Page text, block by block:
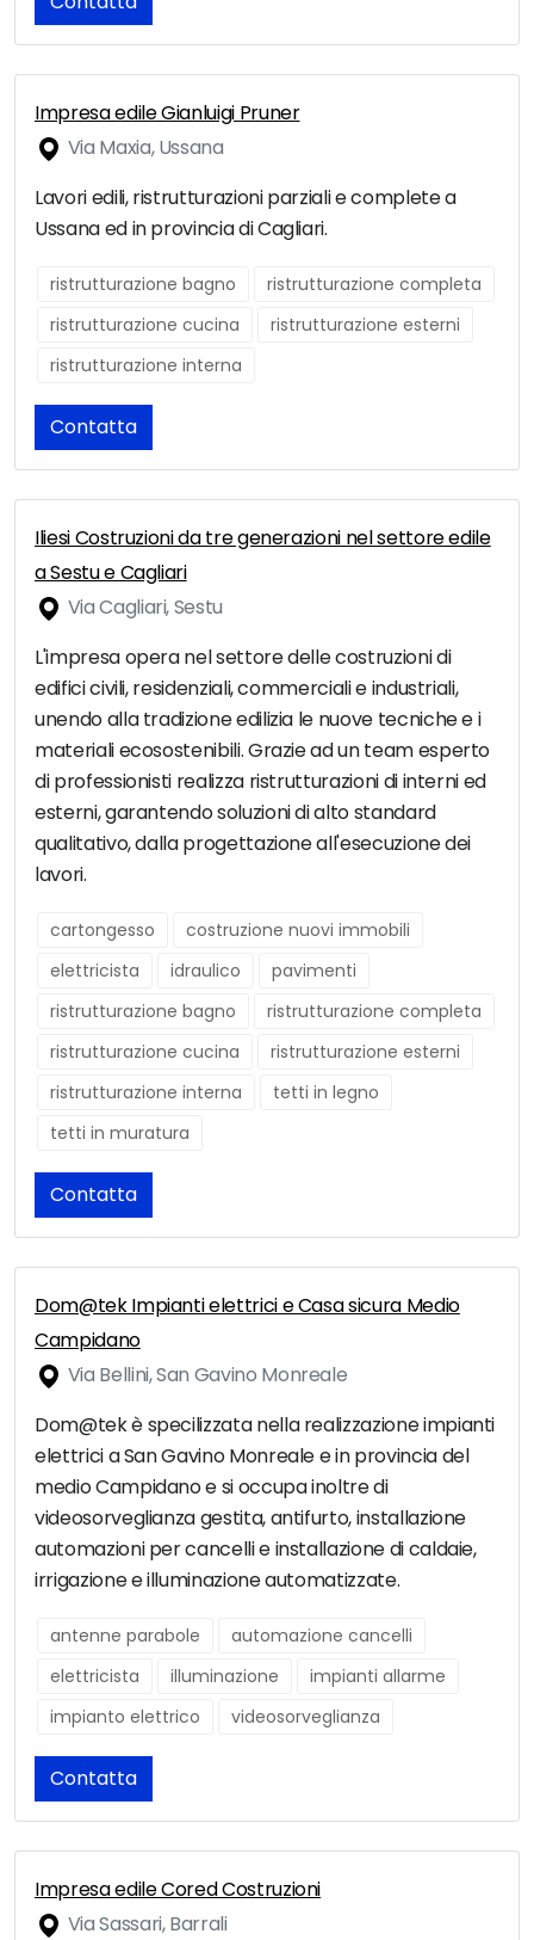
Impresa edile Gianluigi Pruner
Via Maxia, Ussana
Lavori edili, ristrutturazioni parziali e complete a
Ussana ed in provincia di Cagliari.
ristrutturazione bagno
ristrutturazione completa
ristrutturazione cucina
ristrutturazione esterni
ristrutturazione interna
Contatta
Iliesi Costruzioni da tre generazioni nel settore edile
a Sestu e Cagliari
Via Cagliari, Sestu
L'impresa opera nel settore delle costruzioni di
edifici civili, residenziali, commerciali e industriali,
unendo alla tradizione edilizia le nuove tecniche e i
materiali ecosostenibili. Grazie ad un team esperto
di professionisti realizza ristrutturazioni di interni ed
esterni, garantendo soluzioni di alto standard
qualitativo, dalla progettazione all'esecuzione dei
lavori.
cartongesso
costruzione nuovi immobili
elettricista
idraulico
pavimenti
ristrutturazione bagno
ristrutturazione completa
ristrutturazione cucina
ristrutturazione esterni
ristrutturazione interna
tetti in legno
tetti in muratura
Contatta
Dom@tek Impianti elettrici e Casa sicura Medio
Campidano
Via Bellini, San Gavino Monreale
Dom@tek è specilizzata nella realizzazione impianti
elettrici a San Gavino Monreale e in provincia del
medio Campidano e si occupa inoltre di
videosorveglianza gestita, antifurto, installazione
automazioni per cancelli e installazione di caldaie,
irrigazione e illuminazione automatizzate.
antenne parabole
automazione cancelli
elettricista
illuminazione
impianti allarme
impianto elettrico
videosorveglianza
Contatta
Impresa edile Cored Costruzioni
Via Sassari, Barrali